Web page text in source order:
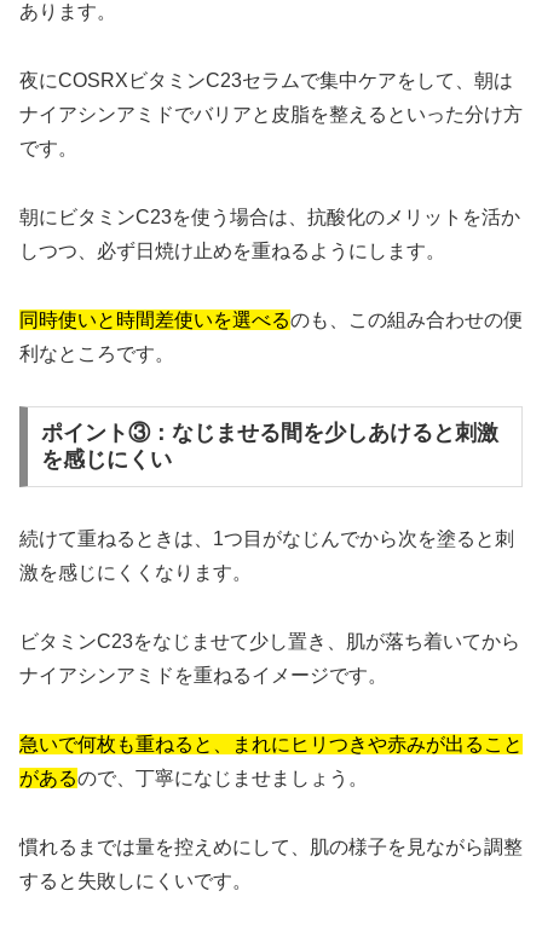
あります。
夜にCOSRXビタミンC23セラムで集中ケアをして、朝は
ナイアシンアミドでバリアと皮脂を整えるといった分け方
です。
朝にビタミンC23を使う場合は、抗酸化のメリットを活か
しつつ、必ず日焼け止めを重ねるようにします。
同時使いと時間差使いを選べるのも、この組み合わせの便
利なところです。
ポイント③：なじませる間を少しあけると刺激
を感じにくい
続けて重ねるときは、1つ目がなじんでから次を塗ると刺
激を感じにくくなります。
ビタミンC23をなじませて少し置き、肌が落ち着いてから
ナイアシンアミドを重ねるイメージです。
急いで何枚も重ねると、まれにヒリつきや赤みが出ること
があるので、丁寧になじませましょう。
慣れるまでは量を控えめにして、肌の様子を見ながら調整
すると失敗しにくいです。